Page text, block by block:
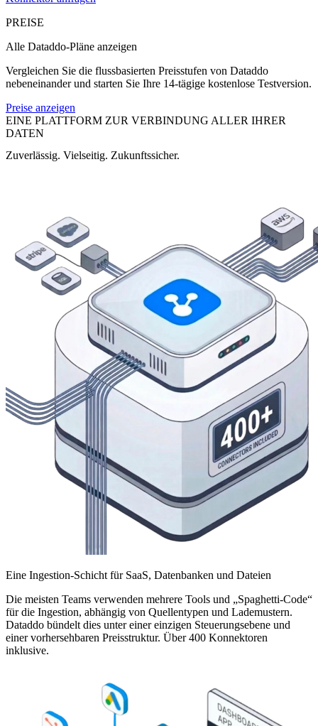
PREISE
Alle Dataddo-Pläne anzeigen
Vergleichen Sie die flussbasierten Preisstufen von Dataddo
nebeneinander und starten Sie Ihre 14-tägige kostenlose Testversion.
Preise anzeigen
EINE PLATTFORM ZUR VERBINDUNG ALLER IHRER
DATEN
Zuverlässig. Vielseitig. Zukunftssicher.
Eine Ingestion-Schicht für SaaS, Datenbanken und Dateien
Die meisten Teams verwenden mehrere Tools und „Spaghetti-Code“
für die Ingestion, abhängig von Quellentypen und Lademustern.
Dataddo bündelt dies unter einer einzigen Steuerungsebene und
einer vorhersehbaren Preisstruktur. Über 400 Konnektoren
inklusive.